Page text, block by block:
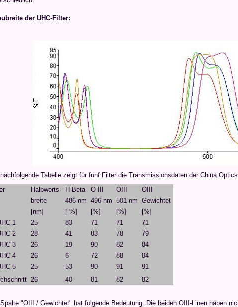
der UHC-Filter:
nachfolgende Tabelle zeigt für fünf Filter die Transmissionsdaten der China
Halbwerts- H-Beta O III OIII
OIII
breite 486 nm 496 nm 501 nm
Gewichtet
[nm]
[ %] [%] [%]
[%]
1
25 83 71 71
71
2
28 41 83 78
79
3
26 19 90 82
84
4
26 6 72 88
84
5
25 53 90 91
91
26 40 81 82 82
Spalte "OIII / Gewichtet" hat folgende Bedeutung: Die beiden OIII-Linen haben